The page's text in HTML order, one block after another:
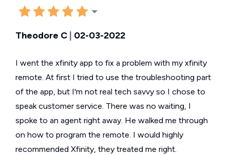
Theodore C 02-03-2022
I went the xfinity app to fix a problem with my xfinity
remote. At first I tried to use the troubleshooting part
of the app, but I'm not real tech savvy so I chose to
speak customer service. There was no waiting, I
spoke to an agent right away. He walked me through
on how to program the remote. I would highly
recommended Xfinity, they treated me right.